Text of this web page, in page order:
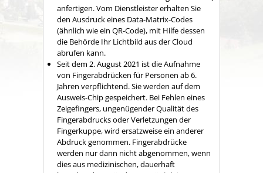
anfertigen. Vom Dienstleister erhalten Sie
den Ausdruck eines Data-Matrix-Codes
(ähnlich wie ein QR-Code), mit Hilfe dessen
die Behörde Ihr Lichtbild aus der Cloud
abrufen kann.
Seit dem 2. August 2021 ist die Aufnahme
von Fingerabdrücken für Personen ab 6.
Jahren verpflichtend. Sie werden auf dem
Ausweis-Chip gespeichert. Bei Fehlen eines
Zeigefingers, ungenügender Qualität des
Fingerabdrucks oder Verletzungen der
Fingerkuppe, wird ersatzweise ein anderer
Abdruck genommen. Fingerabdrücke
werden nur dann nicht abgenommen, wenn
dies aus medizinischen, dauerhaft